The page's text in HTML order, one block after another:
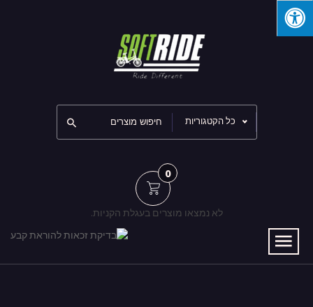
כל הקטגוריות
0
לא נמצאו מוצרים בעגלת הקניות.